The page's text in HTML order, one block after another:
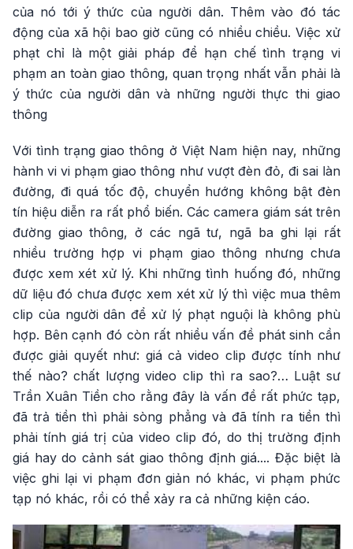
của nó tới ý thức của người dân. Thêm vào đó tác
động của xã hội bao giờ cũng có nhiều chiều. Việc xử
phạt chỉ là một giải pháp để hạn chế tình trạng vi
phạm an toàn giao thông, quan trọng nhất vẫn phải là
ý thức của người dân và những người thực thi giao
thông
Với tình trạng giao thông ở Việt Nam hiện nay, những
hành vi vi phạm giao thông như vượt đèn đỏ, đi sai làn
đường, đi quá tốc độ, chuyển hướng không bật đèn
tín hiệu diễn ra rất phổ biến. Các camera giám sát trên
đường giao thông, ở các ngã tư, ngã ba ghi lại rất
nhiều trường hợp vi phạm giao thông nhưng chưa
được xem xét xử lý. Khi những tình huống đó, những
dữ liệu đó chưa được xem xét xử lý thì việc mua thêm
clip của người dân để xử lý phạt nguội là không phù
hợp. Bên cạnh đó còn rất nhiều vấn đề phát sinh cần
được giải quyết như: giá cả video clip được tính như
thế nào? chất lượng video clip thì ra sao?… Luật sư
Trần Xuân Tiền cho rằng đây là vấn đề rất phức tạp,
đã trả tiền thì phải sòng phẳng và đã tính ra tiền thì
phải tính giá trị của video clip đó, do thị trường định
giá hay do cảnh sát giao thông định giá.... Đặc biệt là
việc ghi lại vi phạm đơn giản nó khác, vi phạm phức
tạp nó khác, rồi có thể xảy ra cả những kiện cáo.